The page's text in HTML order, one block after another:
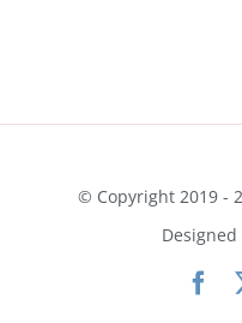
© Copyright 2019 -
Designed